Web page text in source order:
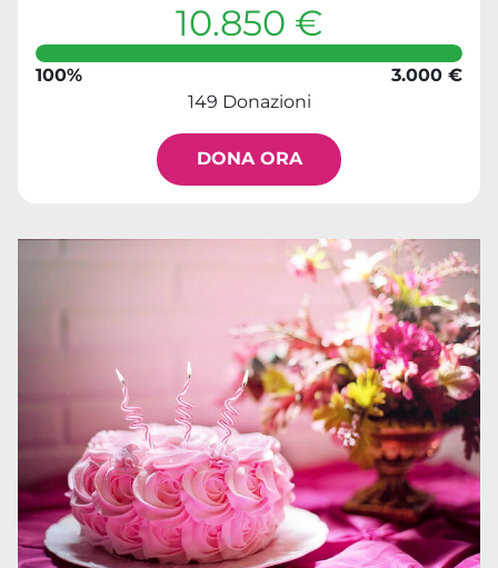
10.850 €
100%
3.000 €
149 Donazioni
DONA ORA